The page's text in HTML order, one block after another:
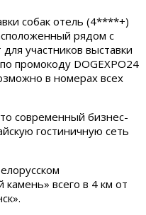
собак отель (4****+)
рядом с
участников выставки
промокоду DOGEXPO24
в номерах всех
современный бизнес-
гостиничную сеть
всего в 4 км от